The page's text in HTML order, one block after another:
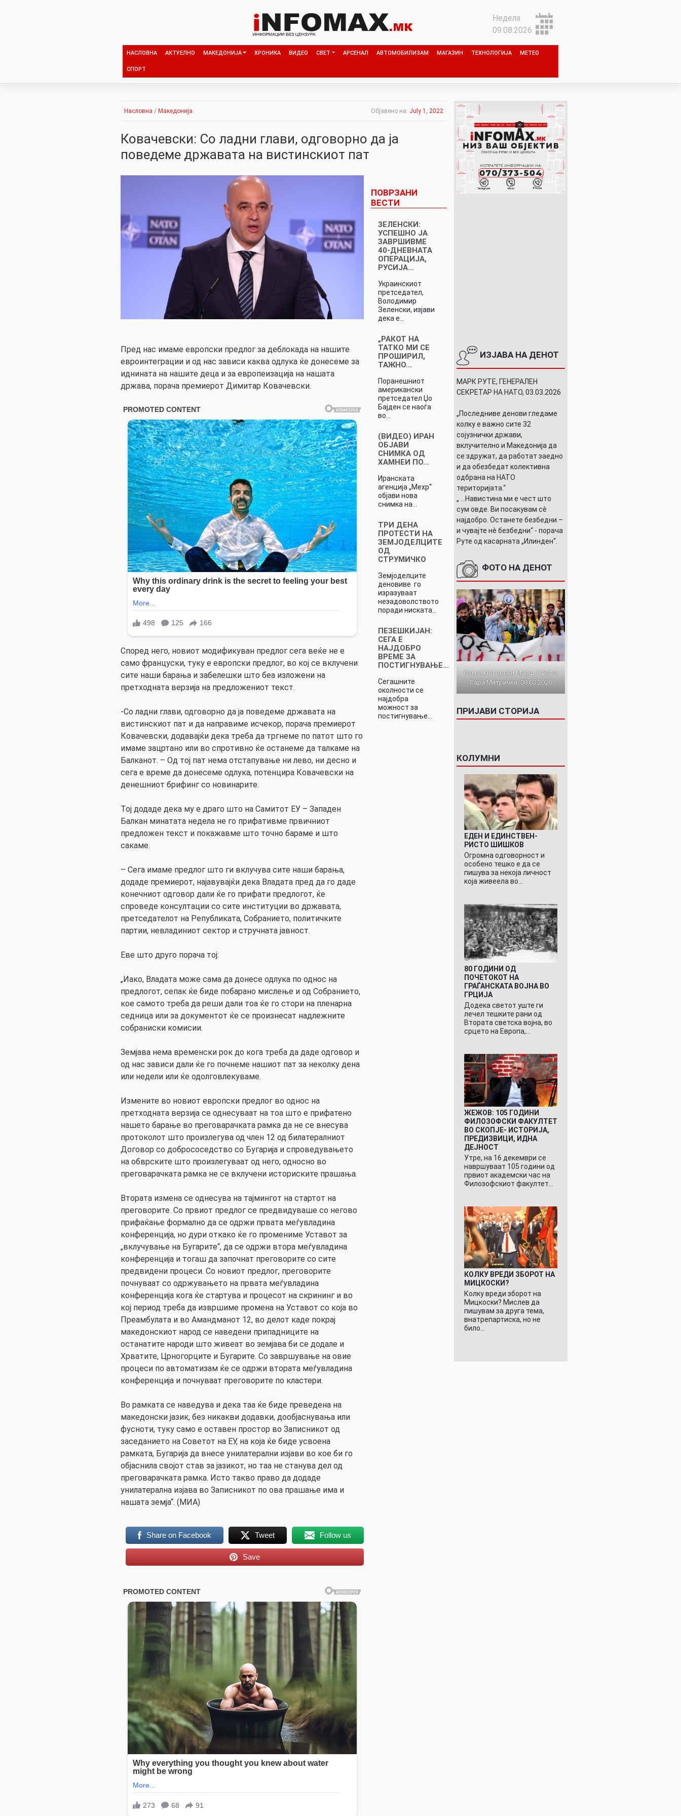
Недела
09.08.2026
НАСЛОВНА АКТУЕЛНО МАКЕДОНИЈА ХРОНИКА ВИДЕО СВЕТ АРСЕНАЛ АВТОМОБИЛИЗАМ МАГАЗИН ТЕХНОЛОГИЈА МЕТЕО
СПОРТ
Насловна / Македонија Објавено на: July 1, 2022
Ковачевски: Со ладни глави, одговорно да ја
поведеме државата на вистинскиот пат
Пред нас имаме европски предлог за деблокада на нашите
евроинтеграции и од нас зависи каква одлука ќе донесеме за
иднината на нашите деца и за европеизација на нашата
држава, порача премиерот Димитар Ковачевски.
Според него, новиот модификуван предлог сега веќе не е
само француски, туку е европски предлог, во кој се вклучени
сите наши барања и забелешки што беа изложени на
претходната верзија на предложениот текст.
-Со ладни глави, одговорно да ја поведеме државата на
вистинскиот пат и да направиме исчекор, порача премиерот
Ковачевски, додавајќи дека треба да тргнеме по патот што го
имаме зацртано или во спротивно ќе останеме да талкаме на
Балканот. – Од тој пат нема отстапување ни лево, ни десно и
сега е време да донесеме одлука, потенцира Ковачевски на
денешниот брифинг со новинарите.
Тој додаде дека му е драго што на Самитот ЕУ – Западен
Балкан минатата недела не го прифативме првичниот
предложен текст и покажавме што точно бараме и што
сакаме.
– Сега имаме предлог што ги вклучува сите наши барања,
додаде премиерот, најавувајќи дека Владата пред да го даде
конечниот одговор дали ќе го прифати предлогот, ќе
спроведе консултации со сите институции во државата,
претседателот на Републиката, Собранието, политичките
партии, невладиниот сектор и стручната јавност.
Еве што друго порача тој:
„Иако, Владата може сама да донесе одлука по однос на
предлогот, сепак ќе биде побарано мислење и од Собранието,
кое самото треба да реши дали тоа ќе го стори на пленарна
седница или за документот ќе се произнесат надлежните
собраниски комисии.
Земјава нема временски рок до кога треба да даде одговор и
од нас зависи дали ќе го почнеме нашиот пат за неколку дена
или недели или ќе одолговлекуваме.
Измените во новиот европски предлог во однос на
претходната верзија се однесуваат на тоа што е прифатено
нашето барање во преговарачката рамка да не се внесува
протоколот што произлегува од член 12 од билатералниот
Договор со добрососедство со Бугарија и спроведувањето
на обврските што произлегуваат од него, односно во
преговарачката рамка не се вклучени историските прашања.
Втората измена се однесува на тајмингот на стартот на
преговорите. Со првиот предлог се предвидуваше со негово
прифаќање формално да се одржи првата меѓувладина
конференција, но дури откако ќе го промениме Уставот за
„вклучување на Бугарите“, да се одржи втора меѓувладина
конференција и тогаш да започнат преговорите со сите
предвидени процеси. Со новиот предлог, преговорите
почнуваат со одржувањето на првата меѓувладина
конференција кога ќе стартува и процесот на скрининг и во
кој период треба да извршиме промена на Уставот со која во
Преамбулата и во Амандманот 12, во делот каде покрај
македонскиот народ се наведени припадниците на
останатите народи што живеат во земјава би се додале и
Хрватите, Црногорците и Бугарите. Со завршување на овие
процеси по автоматизам ќе се одржи втората меѓувладина
конференција и почнуваат преговорите по кластери.
Во рамката се наведува и дека таа ќе биде преведена на
македонски јазик, без никакви додавки, дообјаснувања или
фусноти, туку само е оставен простор во Записникот од
заседанието на Советот на ЕУ, на која ќе биде усвоена
рамката, Бугарија да внесе унилатерални изјави во кое би го
објаснила својот став за јазикот, но таа не станува дел од
преговарачката рамка. Исто такво право да додаде
унилатерална изјава во Записникот по ова прашање има и
нашата земја“. (МИА)
Share on Facebook Tweet Follow us
Save
ПОВРЗАНИ
ВЕСТИ
ЗЕЛЕНСКИ:
УСПЕШНО ЈА
ЗАВРШИВМЕ
40-ДНЕВНАТА
ОПЕРАЦИЈА,
РУСИЈА…
Украинскиот
претседател,
Володимир
Зеленски, изјави
дека е…
„РАКОТ НА
ТАТКО МИ СЕ
ПРОШИРИЛ,
ТАЖНО…
Поранешниот
американски
претседател Џо
Бајден се наоѓа
во…
(ВИДЕО) ИРАН
ОБЈАВИ
СНИМКА ОД
ХАМНЕИ ПО…
Иранската
агенција „Мехр“
објави нова
снимка на…
ТРИ ДЕНА
ПРОТЕСТИ НА
ЗЕМЈОДЕЛЦИТЕ
ОД
СТРУМИЧКО
Земјоделците
деновиве го
изразуваат
незадоволството
поради ниската…
ПЕЗЕШКИЈАН:
СЕГА Е
НАЈДОБРО
ВРЕМЕ ЗА
ПОСТИГНУВАЊЕ…
Сегашните
околности се
најдобра
можност за
постигнување…
ИЗЈАВА НА ДЕНОТ
МАРК РУТЕ, ГЕНЕРАЛЕН
СЕКРЕТАР НА НАТО, 03.03.2026
„Последниве денови гледаме
колку е важно сите 32
сојузнички држави,
вклучително и Македонија да
се здружат, да работат заедно
и да обезбедат колективна
одбрана на НАТО
територијата.“
„ ...Навистина ми е чест што
сум овде. Ви посакувам сè
најдобро. Останете безбедни –
и чувајте нè безбедни“ - порача
Руте од касарната „Илинден“.
ФОТО НА ДЕНОТ
Осмомартовски Марш / Фото:
Сара Митрички, 08.03.2026
ПРИЈАВИ СТОРИЈА
КОЛУМНИ
ЕДЕН И ЕДИНСТВЕН-
РИСТО ШИШКОВ
Огромна одговорност и
особено тешко е да се
пишува за некоја личност
која живеела во…
80 ГОДИНИ ОД
ПОЧЕТОКОТ НА
ГРАЃАНСКАТА ВОЈНА ВО
ГРЦИЈА
Додека светот уште ги
лечел тешките рани од
Втората светска војна, во
срцето на Европа,…
ЖЕЖОВ: 105 ГОДИНИ
ФИЛОЗОФСКИ ФАКУЛТЕТ
ВО СКОПЈЕ- ИСТОРИЈА,
ПРЕДИЗВИЦИ, ИДНА
ДЕЈНОСТ
Утре, на 16 декември се
навршуваат 105 години од
првиот академски час на
Филозофскиот факултет…
КОЛКУ ВРЕДИ ЗБОРОТ НА
МИЦКОСКИ?
Колку вреди зборот на
Мицкоски? Мислев да
пишувам за друга тема,
внатрепартиска, но не
било…